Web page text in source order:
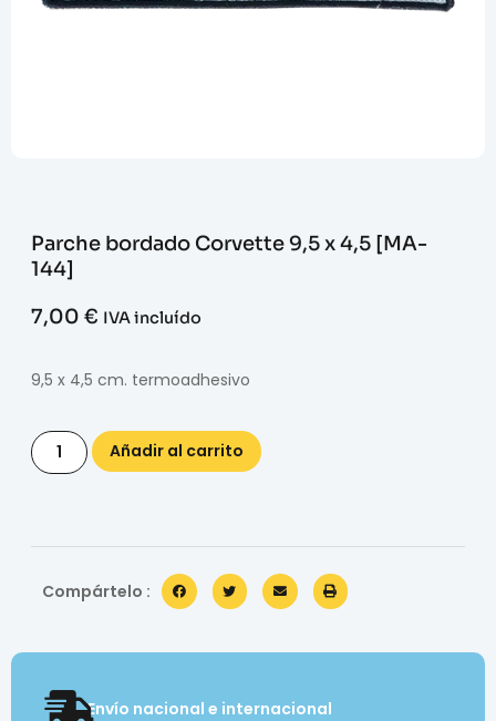
Parche bordado Corvette 9,5 x 4,5 [MA-
144]
7,00 € IVA incluído
9,5 x 4,5 cm. termoadhesivo
Añadir al carrito
Compártelo :
Envío nacional e internacional